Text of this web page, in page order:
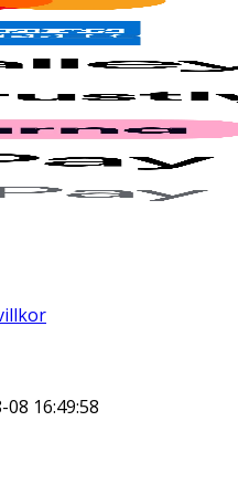
08 16:49:58